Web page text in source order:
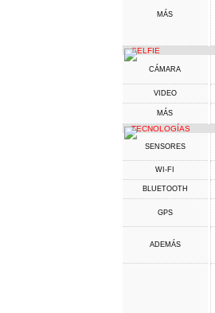
MÁS
SELFIE
CÁMARA
VIDEO
MÁS
TECNOLOGÍAS
SENSORES
WI-FI
BLUETOOTH
GPS
ADEMÁS